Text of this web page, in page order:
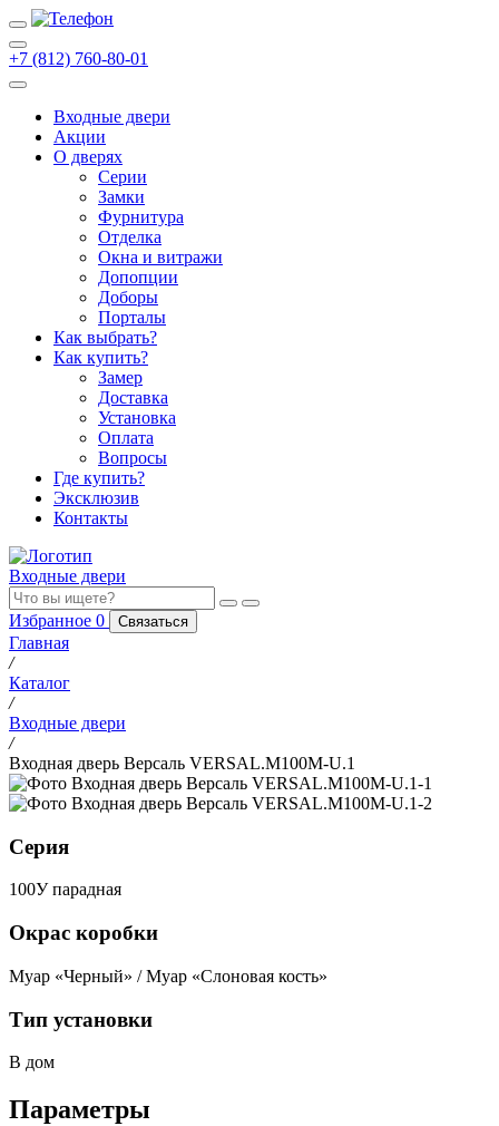
+7 (812) 760-80-01
Входные двери
Акции
О дверях
Cерии
Замки
Фурнитура
Отделка
Окна и витражи
Допопции
Доборы
Порталы
Как выбрать?
Как купить?
Замер
Доставка
Установка
Оплата
Вопросы
Где купить?
Эксклюзив
Контакты
Входные двери
Избранное 0 Связаться
Главная
/
Каталог
/
Входные двери
/
Входная дверь Версаль VERSAL.M100M-U.1
Серия
100У парадная
Окрас коробки
Муар «Черный» / Муар «Слоновая кость»
Тип установки
В дом
Параметры